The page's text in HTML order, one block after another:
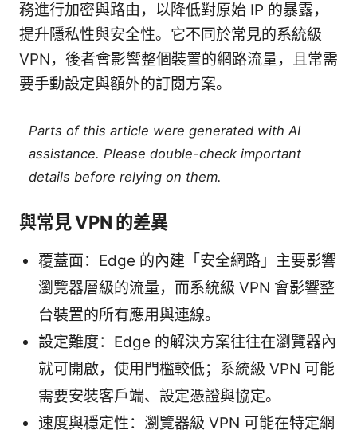
務進行加密與路由，以降低對原始 IP 的暴露，
提升隱私性與安全性。它不同於常見的系統級
VPN，後者會影響整個裝置的網路流量，且常需
要手動設定與額外的訂閱方案。
Parts of this article were generated with AI
assistance. Please double-check important
details before relying on them.
與常見 VPN 的差異
覆蓋面：Edge 的內建「安全網路」主要影響
瀏覽器層級的流量，而系統級 VPN 會影響整
台裝置的所有應用與連線。
設定難度：Edge 的解決方案往往在瀏覽器內
就可開啟，使用門檻較低；系統級 VPN 可能
需要安裝客戶端、設定憑證與協定。
速度與穩定性：瀏覽器級 VPN 可能在特定網